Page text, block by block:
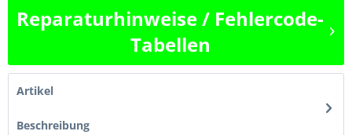
Reparaturhinweise / Fehlercode-
Tabellen
Artikel
Beschreibung